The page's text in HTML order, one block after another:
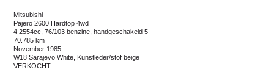
Mitsubishi
Pajero 2600 Hardtop 4wd
4 2554cc, 76/103 benzine, handgeschakeld 5
70.785 km
november 1985
W18 Sarajevo White, Kunstleder/stof beige
VERKOCHT